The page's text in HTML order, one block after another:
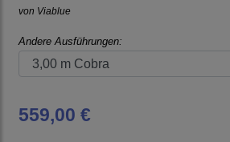
von Viablue
Andere Ausführungen:
559,00 €